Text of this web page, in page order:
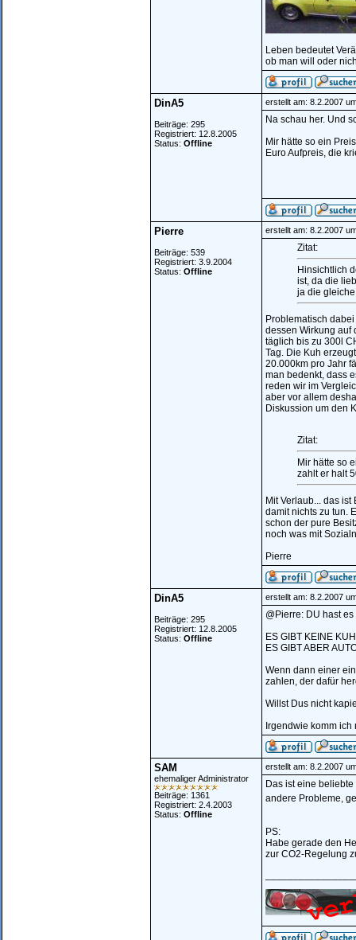
Leben bedeutet
ob man will oder
DinA5
Beiträge: 295
Registriert: 12.8.2005
Status: Offline
erstellt am: 8.2.2007
Na schau her. Und
Mir hätte so ein
Euro Aufpreis, die
Pierre
Beiträge: 539
Registriert: 3.9.2004
Status: Offline
erstellt am: 8.2.2007
Zitat:
Hinsichtlich
ist, da die
ja die
Problematisch
dessen Wirkung auf
täglich bis zu 300l
Tag. Die Kuh
20.000km pro Jahr
man bedenkt, dass
reden wir im
aber vor allem
Diskussion um den
Zitat:
Mir hätte so
zahlt er halt
Mit Verlaub... das
damit nichts zu tun.
schon der pure
noch was mit
Pierre
DinA5
Beiträge: 295
Registriert: 12.8.2005
Status: Offline
erstellt am: 8.2.2007
@Pierre: DU hast
ES GIBT KEINE
ES GIBT ABER
Wenn dann einer
zahlen, der dafür
Willst Dus nicht
Irgendwie komm
SAM
ehemaliger Administrator
Beiträge: 1361
Registriert: 2.4.2003
Status: Offline
erstellt am: 8.2.2007
Das ist eine
andere Probleme,
PS:
Habe gerade den
zur CO2-Regelung